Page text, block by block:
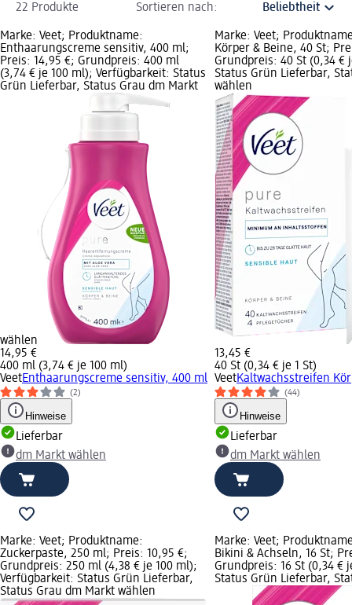
22 Produkte Sortieren nach:
Marke: Veet; Produktname:
Enthaarungscreme sensitiv, 400 ml;
Preis: 14,95 €; Grundpreis: 400 ml
(3,74 € je 100 ml); Verfügbarkeit: Status
Grün Lieferbar, Status Grau dm Markt
wählen
14,95 €
400 ml (3,74 € je 100 ml)
VeetEnthaarungscreme sensitiv, 400 ml
(2)
Hinweise
Lieferbar
dm Markt wählen
Marke: Veet;
Körper & Beine, 40 St;
Grundpreis: 40 St (0,34 €
Status Grün Lieferbar,
wählen
13,45 €
40 St (0,34 € je 1 St)
VeetKaltwachsstreifen
(44)
Hinweise
Lieferbar
dm Markt wählen
Marke: Veet; Produktname:
Zuckerpaste, 250 ml; Preis: 10,95 €;
Grundpreis: 250 ml (4,38 € je 100 ml);
Verfügbarkeit: Status Grün Lieferbar,
Status Grau dm Markt wählen
Marke: Veet;
Bikini & Achseln, 16 St;
Grundpreis: 16 St (0,34 €
Status Grün Lieferbar,